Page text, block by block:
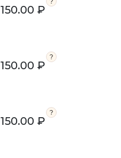
150.00 ₽
150.00 ₽
150.00 ₽